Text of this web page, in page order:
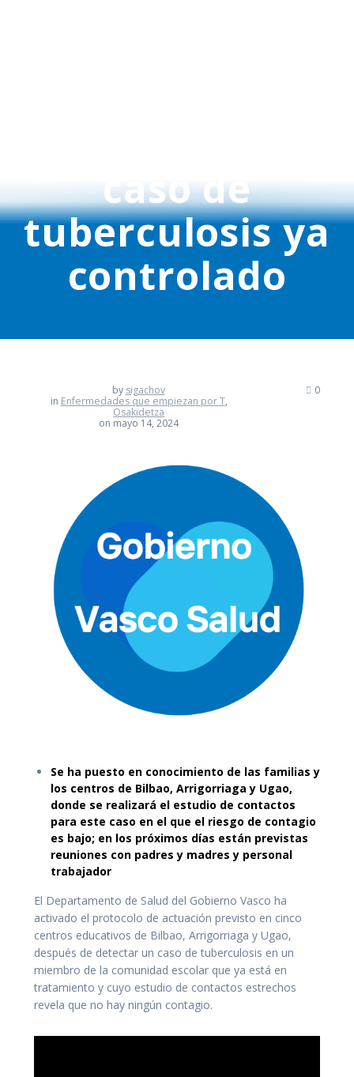
caso de
tuberculosis ya
controlado
by sigachov
in Enfermedades que empiezan por T,
Osakidetza
on mayo 14, 2024
0
Se ha puesto en conocimiento de las familias y
los centros de Bilbao, Arrigorriaga y Ugao,
donde se realizará el estudio de contactos
para este caso en el que el riesgo de contagio
es bajo; en los próximos días están previstas
reuniones con padres y madres y personal
trabajador
El Departamento de Salud del Gobierno Vasco ha
activado el protocolo de actuación previsto en cinco
centros educativos de Bilbao, Arrigorriaga y Ugao,
después de detectar un caso de tuberculosis en un
miembro de la comunidad escolar que ya está en
tratamiento y cuyo estudio de contactos estrechos
revela que no hay ningún contagio.